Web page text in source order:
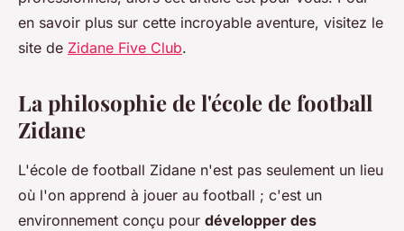
en savoir plus sur cette incroyable aventure, visitez le
site de Zidane Five Club.
La philosophie de l'école de football
Zidane
L'école de football Zidane n'est pas seulement un lieu
où l'on apprend à jouer au football ; c'est un
environnement conçu pour développer des